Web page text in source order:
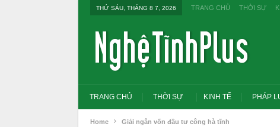
THỨ SÁU, THÁNG 8 7, 2026 TRANG CHỦ THỜI SỰ
TRANG CHỦ THỜI SỰ KINH TẾ PHÁP
Home Giải ngân vốn đầu tư công hà tĩnh